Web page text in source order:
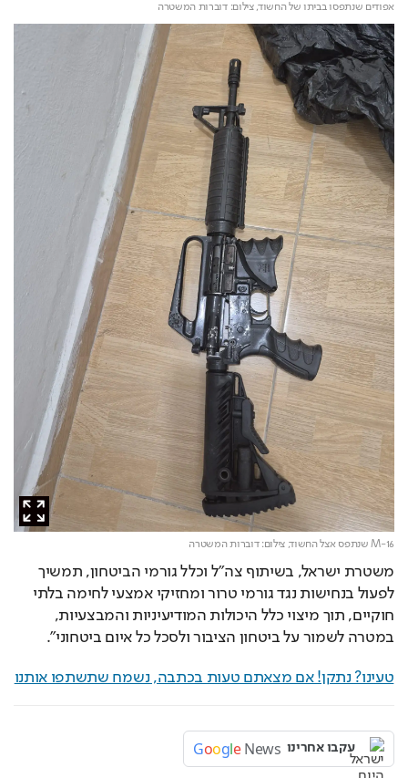
אפודים שנתפסו בביתו של החשוד,צילום: דוברות המשטרה
M-16 שנתפס אצל החשוד, צילום: דוברות המשטרה
במטרה לשמור על ביטחון הציבור ולסכל כל איום ביטחוני".
טעינו? נתקן! אם מצאתם טעות בכתבה, נשמח שתשתפו אותנו
עקבו אחרינו Google News